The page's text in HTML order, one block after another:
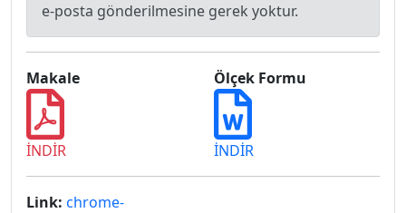
e-posta gönderilmesine gerek yoktur.
Makale
İNDİR
Ölçek Formu
İNDİR
Link: chrome-